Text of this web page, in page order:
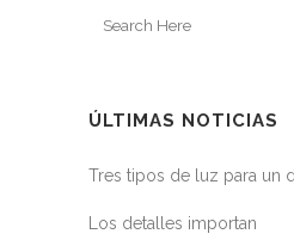
ÚLTIMAS NOTICIAS
Tres tipos de luz para un
Los detalles importan